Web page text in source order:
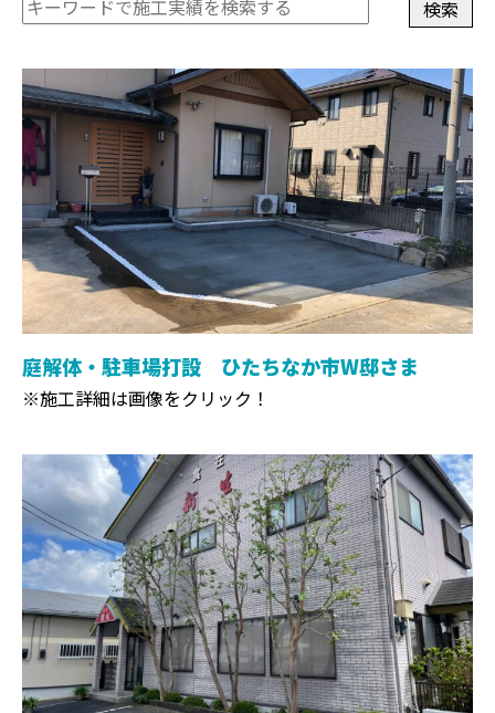
庭解体・駐車場打設 ひたちなか市W邸さま
※施工詳細は画像をクリック！